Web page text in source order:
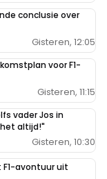
conclusie over
Gisteren, 12:05
voor F1-
Gisteren, 11:15
vader Jos in
altijd!"
Gisteren, 10:30
avontuur uit